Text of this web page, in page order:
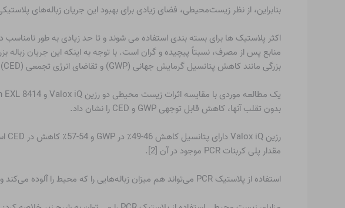
بنابراین، از نظر زیست‌محیطی، فضای زیادی برای بهبود این جریان زباله‌های
اکثر پلاستیک ها برای بسته بندی استفاده می شوند و تا حد زیادی به طور
منابع پس از مصرف، نسبتاً پیچیده و گران است. با توجه به اینکه این جریان
بزرگی مانند کاهش پتانسیل گرمایش جهانی (GWP) و تقاضای انرژی تجمعی (CED).
بدون تقلب آنها، کاهش قابل توجهی GWP و CED را نشان داد.
مقدار پلی کربنات PCR موجود در آن [2].
استفاده از پلاستیک PCR می‌تواند هم میزان زباله‌هایی را که محیط را آلوده می‌کند و هم زباله‌هایی را که در حال حاضر رایج هستند کاهش دهد.